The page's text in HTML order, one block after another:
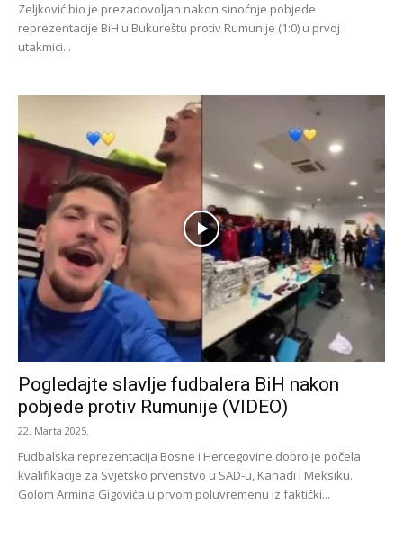
Zeljković bio je prezadovoljan nakon sinoćnje pobjede
reprezentacije BiH u Bukureštu protiv Rumunije (1:0) u prvoj
utakmici...
Pogledajte slavlje fudbalera BiH nakon
pobjede protiv Rumunije (VIDEO)
22. Marta 2025.
Fudbalska reprezentacija Bosne i Hercegovine dobro je počela
kvalifikacije za Svjetsko prvenstvo u SAD-u, Kanadi i Meksiku.
Golom Armina Gigovića u prvom poluvremenu iz faktički...